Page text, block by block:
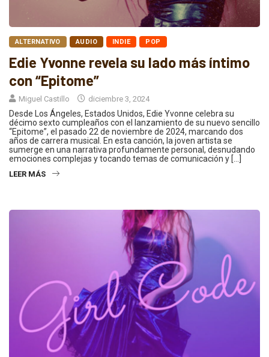
ALTERNATIVO AUDIO INDIE POP
Edie Yvonne revela su lado más íntimo
con “Epitome”
Miguel Castillo diciembre 3, 2024
Desde Los Ángeles, Estados Unidos, Edie Yvonne celebra su
décimo sexto cumpleaños con el lanzamiento de su nuevo sencillo
“Epitome”, el pasado 22 de noviembre de 2024, marcando dos
años de carrera musical. En esta canción, la joven artista se
sumerge en una narrativa profundamente personal, desnudando
emociones complejas y tocando temas de comunicación y […]
LEER MÁS